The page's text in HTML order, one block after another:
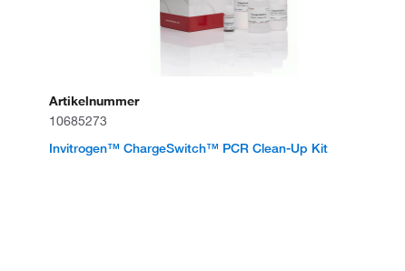
Artikelnummer
10685273
Invitrogen™ ChargeSwitch™ PCR Clean-Up Kit